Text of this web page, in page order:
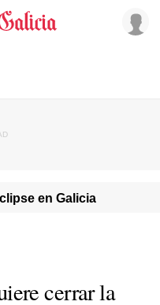
en Galicia
cerrar la